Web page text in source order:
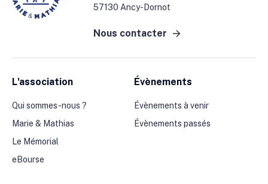
L'association
Qui sommes-nous ?
Marie & Mathias
Le Mémorial
eBourse
Évènements
Évènements à venir
Évènements passés
57130 Ancy-Dornot
Nous contacter